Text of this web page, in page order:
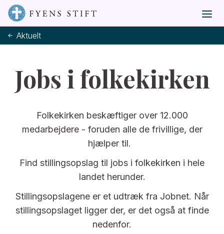
Aktuelt
Jobs i folkekirken
Folkekirken beskæftiger over 12.000
medarbejdere - foruden alle de frivillige, der
hjælper til.
Find stillingsopslag til jobs i folkekirken i hele
landet herunder.
Stillingsopslagene er et udtræk fra Jobnet. Når
stillingsopslaget ligger der, er det også at finde
nedenfor.